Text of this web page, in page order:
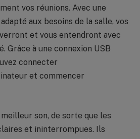
vos réunions. Avec une
aux besoins de la salle, vos
et vous entendront avec
Grâce à une connexion USB
connecter
et commencer
son, de sorte que les
et ininterrompues. Ils